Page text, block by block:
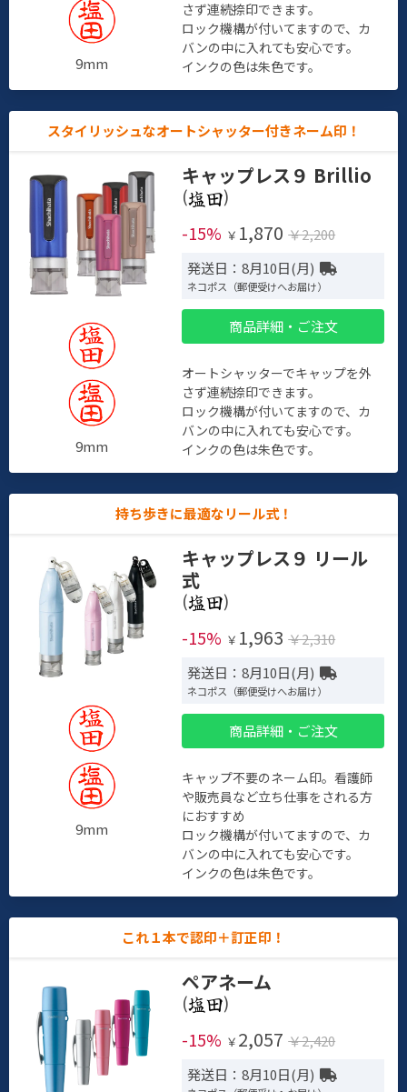
9mm
さず連続捺印できます。
ロック機構が付いてますので、カ
バンの中に入れても安心です。
インクの色は朱色です。
スタイリッシュなオートシャッター付きネーム印！
9mm
キャップレス９ Brillio
(
)
-15% ￥ 1,870 ￥2,200
発送日：8月10日(月)
ネコポス（郵便受けへお届け）
商品詳細・ご注文
オートシャッターでキャップを外
さず連続捺印できます。
ロック機構が付いてますので、カ
バンの中に入れても安心です。
インクの色は朱色です。
持ち歩きに最適なリール式！
9mm
キャップレス９ リール
式
(
)
-15% ￥ 1,963 ￥2,310
発送日：8月10日(月)
ネコポス（郵便受けへお届け）
商品詳細・ご注文
キャップ不要のネーム印。看護師
や販売員など立ち仕事をされる方
におすすめ
ロック機構が付いてますので、カ
バンの中に入れても安心です。
インクの色は朱色です。
これ１本で認印＋訂正印！
ペアネーム
(
)
-15% ￥ 2,057 ￥2,420
発送日：8月10日(月)